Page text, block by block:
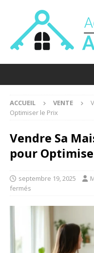
ACCUEIL VENTE
Optimiser le Prix
Vendre Sa
pour
septembre 19, 2025
fermés